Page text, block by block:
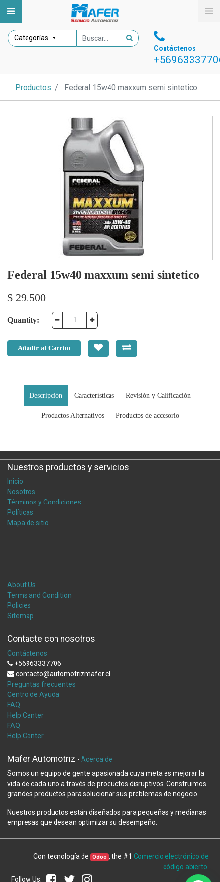
Categorías
Contáctenos
Productos Federal 15w40 maxxum semi sintetico
Federal 15w40 maxxum semi sintetico
$ 29.500
Quantity:
Añadir al Carrito
Descripción Características Revisión y Calificación
Productos Alternativos Productos de accesorio
Nuestros productos y servicios
Inicio
Nosotros
Términos y Condiciones
Políticas
Mapa de sitio
About Us
Terms and Condition
Policies
Sitemap
Contacte con nosotros
Contáctenos
+56963337706
contacto@automotrizmafer.cl
Preguntas frecuentes
Centro de Ayuda
FAQ
Help Center
FAQ
Help Center
Mafer Automotriz - Acerca de
Somos un equipo de gente apasionada cuya meta es mejorar la
vida de cada uno a través de productos disruptivos. Construimos
grandes productos para solucionar sus problemas de negocio.
Nuestros productos están diseñados para pequeñas y medianas
empresas que desean optimizar su desempeño.
Con tecnología de Odoo , the #1 Comercio electrónico de
código abierto
Follow Us: